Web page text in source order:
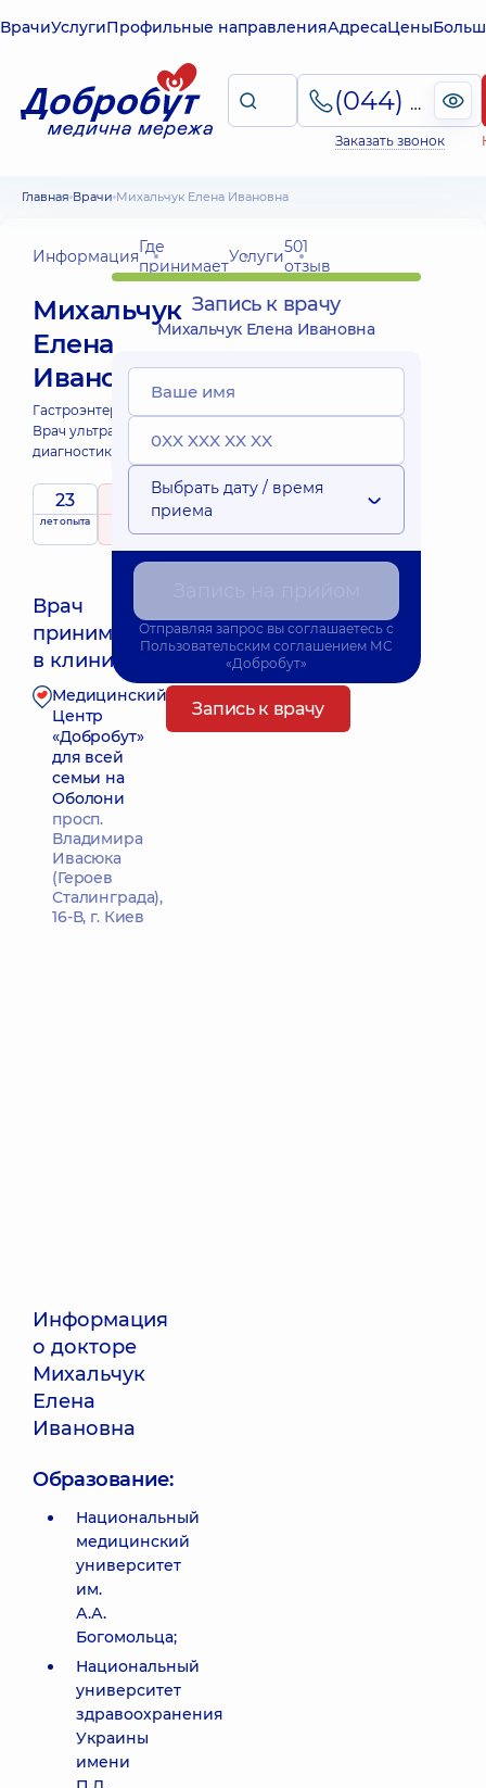
ВрачиУслугиПрофильные направленияАдресаЦены
(044) 495-2-888
Заказать звонок
Главная Врачи Михальчук Елена Ивановна
ИнформацияГде
принимаетУслуги501
отзыв
Михальчук
Елена
Ивановна
Гастроэнтеролог;
Врач ультразвуковой
диагностики;
23
лет опыта
4.9 / 5
на основе
501 отзыв
Врач
принимает
в клинике
Ближайшее время приема: Сьогодні о 15:30
Медицинский
Центр
«Добробут»
для всей
семьи на
Оболони
просп.
Владимира
Ивасюка
(Героев
Сталинграда),
16-В, г. Киев
Запись к врачу
Информация
о докторе
Михальчук
Елена
Ивановна
Образование:
Национальный
медицинский
университет
им.
А.А.
Богомольца;
Национальный
университет
здравоохранения
Украины
имени
Запись к врачу
Михальчук Елена Ивановна
Выбрать дату / время
приема
Отправляя запрос вы соглашаетесь с
Пользовательским соглашением МС
«Добробут»